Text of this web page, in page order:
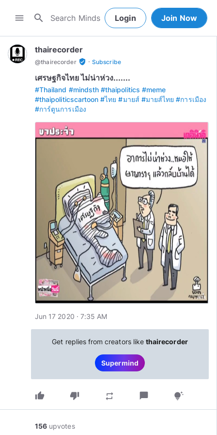
menu search Login Join Now
thairecorder
@thairecorder verified_user · Subscribe
เศรษฐกิจไทย ไม่น่าห่วง.......
#Thailand #mindsth #thaipolitics #meme
#thaipoliticscartoon #ไทย #มายส์ #มายส์ไทย #การเมือง
#การ์ตูนการเมือง
Jun 17 2020 · 7:35 AM
Get replies from creators likethairecorder
Supermind
thumb_up thumb_down repeat chat_bubble tips_and_updates
156 upvotes